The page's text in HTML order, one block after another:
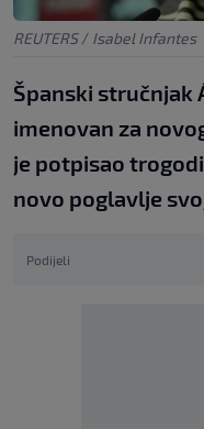
REUTERS / Isabel Infantes
Španski stručnjak
imenovan za
je potpisao
novo poglavlje
Podijeli